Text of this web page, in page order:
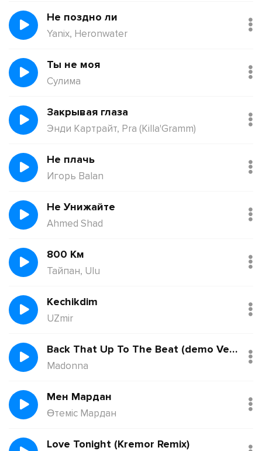
Не поздно ли
Yanix, Heronwater
Ты не моя
Сулима
Закрывая глаза
Энди Картрайт, Pra (Killa'Gramm)
Не плачь
Игорь Balan
Не Унижайте
Ahmed Shad
800 Км
Тайпан, Ulu
Kechikdim
UZmir
Back That Up To The Beat (demo Version)
Madonna
Мен Мардан
Өтеміс Мардан
Love Tonight (Kremor Remix)